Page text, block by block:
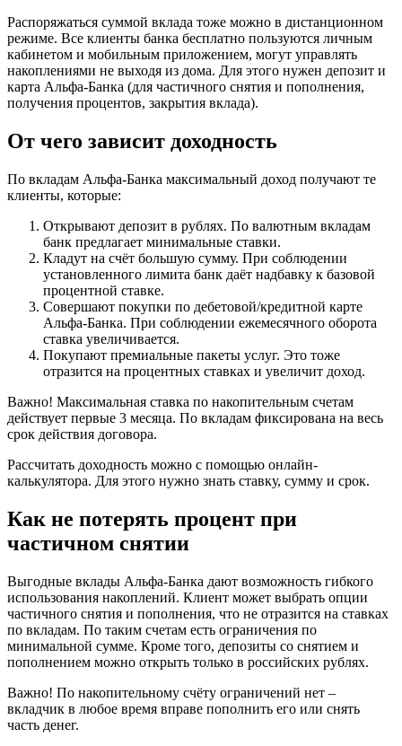
Распоряжаться суммой вклада тоже можно в дистанционном
режиме. Все клиенты банка бесплатно пользуются личным
кабинетом и мобильным приложением, могут управлять
накоплениями не выходя из дома. Для этого нужен депозит и
карта Альфа-Банка (для частичного снятия и пополнения,
получения процентов, закрытия вклада).
От чего зависит доходность
По вкладам Альфа-Банка максимальный доход получают те
клиенты, которые:
Открывают депозит в рублях. По валютным вкладам
банк предлагает минимальные ставки.
Кладут на счёт большую сумму. При соблюдении
установленного лимита банк даёт надбавку к базовой
процентной ставке.
Совершают покупки по дебетовой/кредитной карте
Альфа-Банка. При соблюдении ежемесячного оборота
ставка увеличивается.
Покупают премиальные пакеты услуг. Это тоже
отразится на процентных ставках и увеличит доход.
Важно! Максимальная ставка по накопительным счетам
действует первые 3 месяца. По вкладам фиксирована на весь
срок действия договора.
Рассчитать доходность можно с помощью онлайн-
калькулятора. Для этого нужно знать ставку, сумму и срок.
Как не потерять процент при
частичном снятии
Выгодные вклады Альфа-Банка дают возможность гибкого
использования накоплений. Клиент может выбрать опции
частичного снятия и пополнения, что не отразится на ставках
по вкладам. По таким счетам есть ограничения по
минимальной сумме. Кроме того, депозиты со снятием и
пополнением можно открыть только в российских рублях.
Важно! По накопительному счёту ограничений нет –
вкладчик в любое время вправе пополнить его или снять
часть денег.